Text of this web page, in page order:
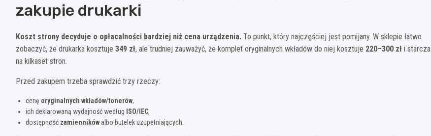
zakupie drukarki
Koszt strony decyduje o opłacalności bardziej niż cena urządzenia. To punkt, który najczęściej jest pomijany. W sklepie łatwo
zobaczyć, że drukarka kosztuje 349 zł, ale trudniej zauważyć, że komplet oryginalnych wkładów do niej kosztuje 220–300 zł i starcza
na kilkaset stron.
Przed zakupem trzeba sprawdzić trzy rzeczy:
cenę oryginalnych wkładów/tonerów,
ich deklarowaną wydajność według ISO/IEC,
dostępność zamiennikówalbo butelek uzupełniających.